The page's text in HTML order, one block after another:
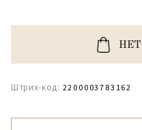
Штрих-код: 2200003783162